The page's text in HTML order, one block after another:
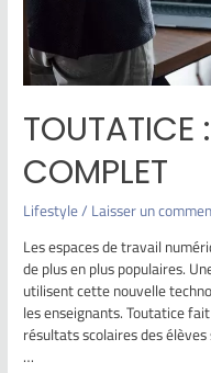
TOUTATICE
COMPLET
Lifestyle/Laisser un
Les espaces de travail
de plus en plus populaires.
utilisent cette nouvelle
les enseignants. Toutatice
résultats scolaires des
…